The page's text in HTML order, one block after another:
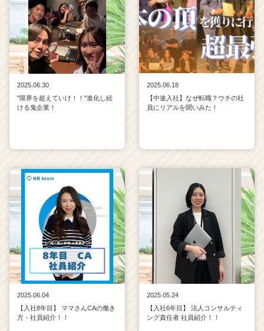
2025.06.30
"限界を超えていけ！！"進化し続
ける鬼企業！
2025.06.18
【中途入社】なぜ転職？ウチの社
員にリアルを聞いみた！
2025.06.04
【入社8年目】 ママさんCAの働き
方・社員紹介！！
2025.05.24
【入社6年目】 法人コンサルティ
ング責任者 社員紹介！！